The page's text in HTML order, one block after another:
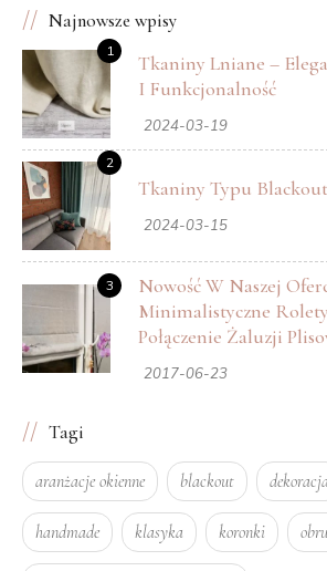
➔ Poprzedni
Oferta szyn sufitowych
ze sterowaniem sznurkowym
w
Najnowsze wpisy
1
Tkaniny Lniane –
I Funkcjonalność
2024-03-19
2
Tkaniny Typu Blackout
2024-03-15
3
Nowość W Naszej
Minimalistyczne
Połączenie Żaluzji
Rzymskiej.
2017-06-23
Tagi
aranżacje okienne blackout dekoracja
handmade klasyka koronki